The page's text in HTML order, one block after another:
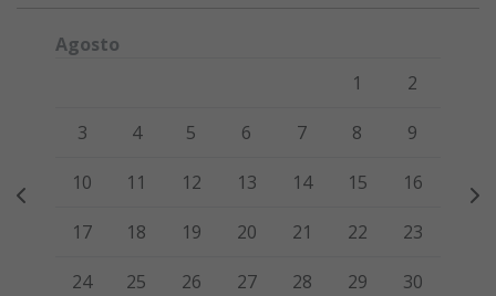
Agosto
Viernes Sábado
1 2
3 4 5 6 7 8 9
10 11 12 13 14 15 16
17 18 19 20 21 22 23
24 25 26 27 28 29 30